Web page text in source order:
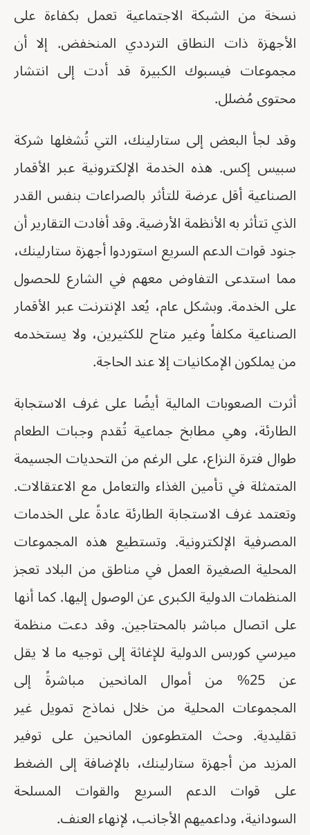
نسخة من الشبكة الاجتماعية تعمل بكفاءة على
الأجهزة ذات النطاق الترددي المنخفض. إلا أن
مجموعات فيسبوك الكبيرة قد أدت إلى انتشار
محتوى مُضلل.
وقد لجأ البعض إلى ستارلينك، التي تُشغلها شركة
سبيس إكس. هذه الخدمة الإلكترونية عبر الأقمار
الصناعية أقل عرضة للتأثر بالصراعات بنفس القدر
الذي تتأثر به الأنظمة الأرضية. وقد أفادت التقارير أن
جنود قوات الدعم السريع استوردوا أجهزة ستارلينك،
مما استدعى التفاوض معهم في الشارع للحصول
على الخدمة. وبشكل عام، يُعد الإنترنت عبر الأقمار
الصناعية مكلفاً وغير متاح للكثيرين، ولا يستخدمه
من يملكون الإمكانيات إلا عند الحاجة.
أثرت الصعوبات المالية أيضًا على غرف الاستجابة
الطارئة، وهي مطابخ جماعية تُقدم وجبات الطعام
طوال فترة النزاع، على الرغم من التحديات الجسيمة
المتمثلة في تأمين الغذاء والتعامل مع الاعتقالات.
وتعتمد غرف الاستجابة الطارئة عادةً على الخدمات
المصرفية الإلكترونية. وتستطيع هذه المجموعات
المحلية الصغيرة العمل في مناطق من البلاد تعجز
المنظمات الدولية الكبرى عن الوصول إليها. كما أنها
على اتصال مباشر بالمحتاجين. وقد دعت منظمة
ميرسي كوربس الدولية للإغاثة إلى توجيه ما لا يقل
عن 25% من أموال المانحين مباشرةً إلى
المجموعات المحلية من خلال نماذج تمويل غير
تقليدية. وحث المتطوعون المانحين على توفير
المزيد من أجهزة ستارلينك، بالإضافة إلى الضغط
على قوات الدعم السريع والقوات المسلحة
السودانية، وداعميهم الأجانب، لإنهاء العنف.